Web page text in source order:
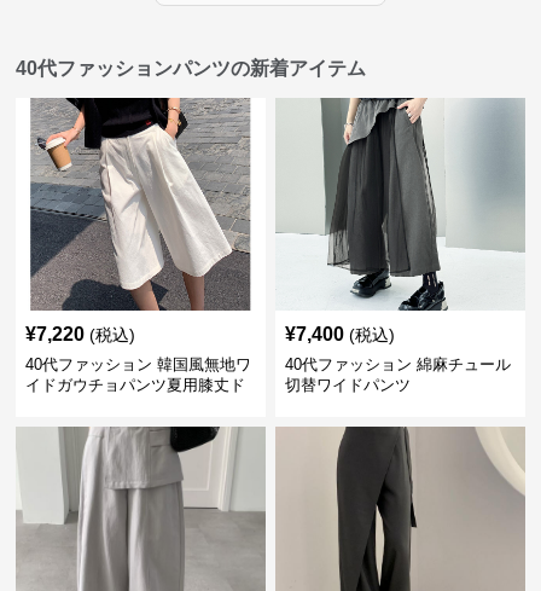
40代ファッションパンツの新着アイテム
¥7,220 (税込)
40代ファッション 韓国風無地ワ
イドガウチョパンツ夏用膝丈ド
¥7,400 (税込)
40代ファッション 綿麻チュール
切替ワイドパンツ